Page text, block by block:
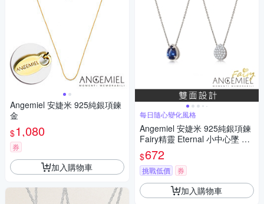
Angemiel 安婕米 925純銀項鍊
金
$1,080
券
加入購物車
每日隨心變化風格
Angemiel 安婕米 925純銀項鍊
Fairy精靈 Eternal 小中心墜 藍
鑽滿鑽
$672
挑戰低價 券
加入購物車